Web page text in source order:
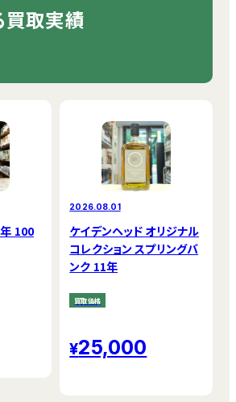
買取実績
100
2026.08.01
ケイデンヘッド オリジナル
コレクション スプリングバ
ンク 11年
買取価格
25,000